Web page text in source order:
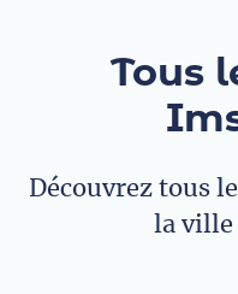
Tous
Découvrez tous
la